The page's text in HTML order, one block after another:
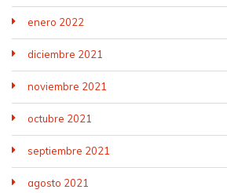
enero 2022
diciembre 2021
noviembre 2021
octubre 2021
septiembre 2021
agosto 2021